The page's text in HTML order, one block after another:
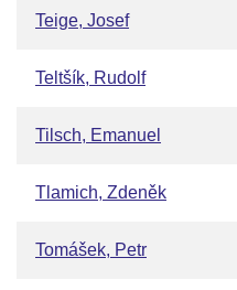
Teige, Josef
Teltšík, Rudolf
Tilsch, Emanuel
Tlamich, Zdeněk
Tomášek, Petr